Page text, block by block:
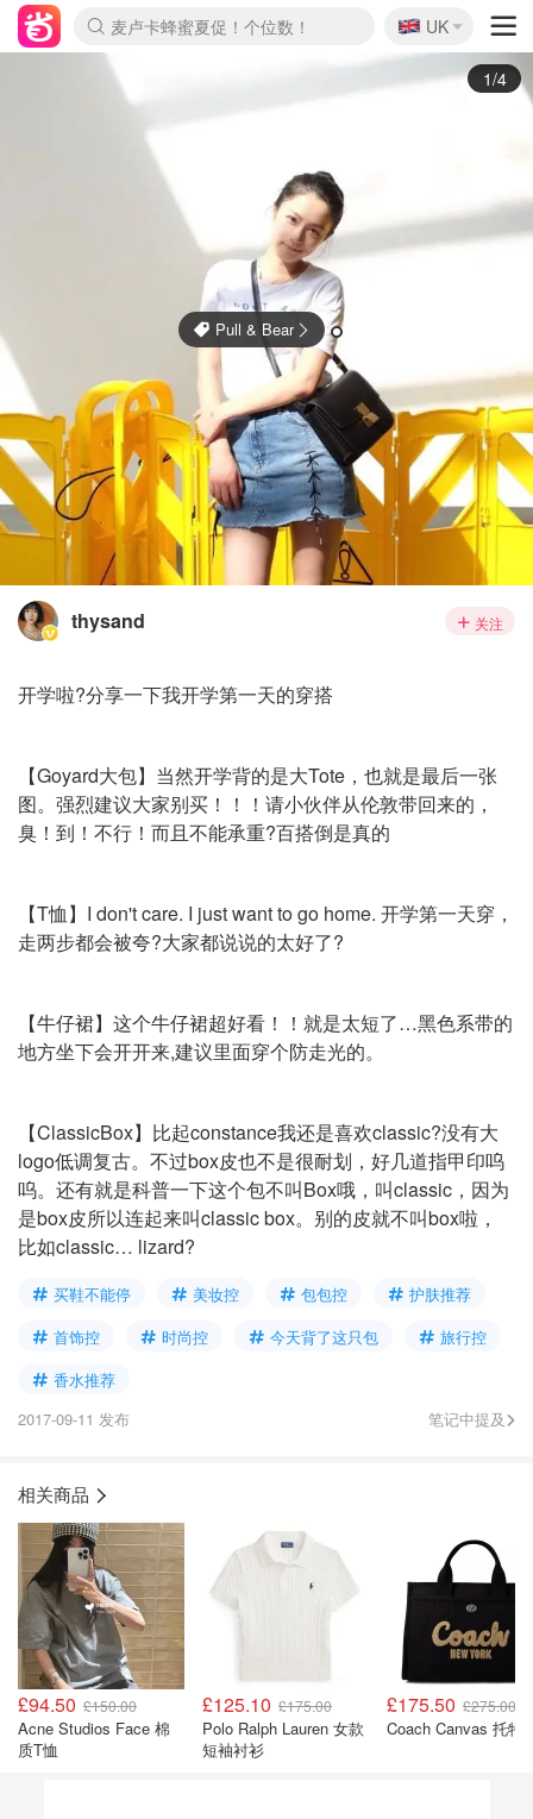
麦卢卡蜂蜜夏促！个位数！
Prada/Miu 4.8折！
啥？必胜客披萨5折！
🇬🇧
UK
Celine 赛琳
2/4
thysand 关注
开学啦?分享一下我开学第一天的穿搭
【Goyard大包】当然开学背的是大Tote，也就是最后一张
图。强烈建议大家别买！！！请小伙伴从伦敦带回来的，
臭！到！不行！而且不能承重?百搭倒是真的
【T恤】I don't care. I just want to go home. 开学第一天穿，
走两步都会被夸?大家都说说的太好了?
【牛仔裙】这个牛仔裙超好看！！就是太短了…黑色系带的
地方坐下会开开来,建议里面穿个防走光的。
【ClassicBox】比起constance我还是喜欢classic?没有大
logo低调复古。不过box皮也不是很耐划，好几道指甲印呜
呜。还有就是科普一下这个包不叫Box哦，叫classic，因为
是box皮所以连起来叫classic box。别的皮就不叫box啦，
比如classic… lizard?
买鞋不能停 美妆控 包包控
护肤推荐
首饰控
时尚控 今天背了这只包
旅行控
香水推荐
2017-09-11 发布
笔记中提及
相关商品
£94.50 £150.00
Acne Studios Face 棉
质T恤
£125.10 £175.00
Polo Ralph Lauren 女款
短袖衬衫
£175.50 £275.00
Coach Canvas 托特